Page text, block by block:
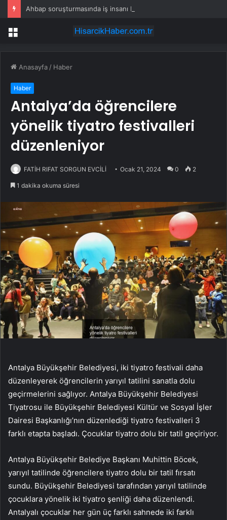
Menü
Anasayfa / Haber
Haber
Antalya’da öğrencilere
yönelik tiyatro festivalleri
düzenleniyor
FATİH RIFAT SORGUN EVCİLİ Ocak 21, 2024 0 2
1 dakika okuma süresi
Antalya Büyükşehir Belediyesi, iki tiyatro festivali daha
düzenleyerek öğrencilerin yarıyıl tatilini sanatla dolu
geçirmelerini sağlıyor. Antalya Büyükşehir Belediyesi
Tiyatrosu ile Büyükşehir Belediyesi Kültür ve Sosyal İşler
Dairesi Başkanlığı’nın düzenlediği tiyatro festivalleri 3
farklı etapta başladı. Çocuklar tiyatro dolu bir tatil geçiriyor.
Antalya Büyükşehir Belediye Başkanı Muhittin Böcek,
yarıyıl tatilinde öğrencilere tiyatro dolu bir tatil fırsatı
sundu. Büyükşehir Belediyesi tarafından yarıyıl tatilinde
çocuklara yönelik iki tiyatro şenliği daha düzenlendi.
Antalyalı çocuklar her gün üç farklı sahnede iki farklı